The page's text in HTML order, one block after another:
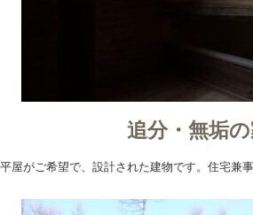
追分・無垢
平屋がご希望で、設計された建物です。住宅兼